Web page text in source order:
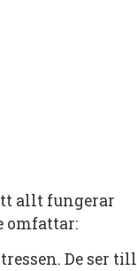
allt fungerar
omfattar:
De ser till